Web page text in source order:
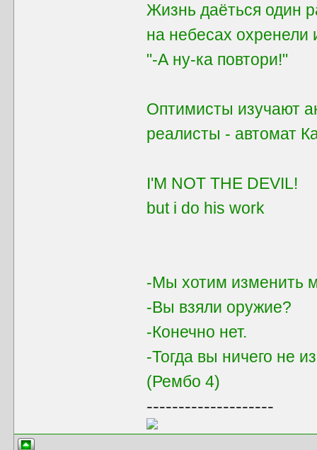
Жизнь даёться один
на небесах охренели
"-А ну-ка повтори!"
Оптимисты изучают
реалисты - автомат
I'M NOT THE DEVIL!
but i do his work
-Мы хотим изменить
-Вы взяли оружие?
-Конечно нет.
-Тогда вы ничего не
(Рембо 4)
--------------------